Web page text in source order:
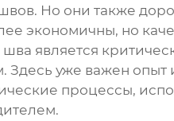
Но они также
экономичны, но
шва является
Здесь уже важен опыт
процессы,